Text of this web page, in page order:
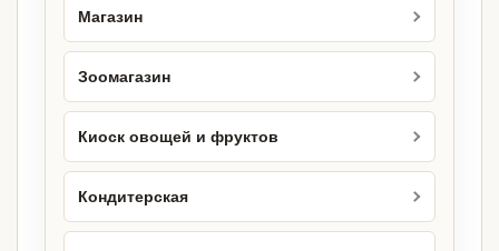
Магазин
Зоомагазин
Киоск овощей и фруктов
Кондитерская